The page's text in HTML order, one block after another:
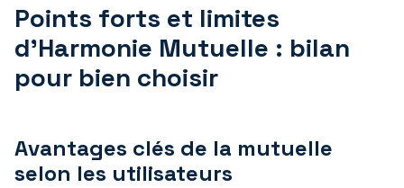
Points forts et limites
d’Harmonie Mutuelle : bilan
pour bien choisir
Avantages clés de la mutuelle
selon les utilisateurs